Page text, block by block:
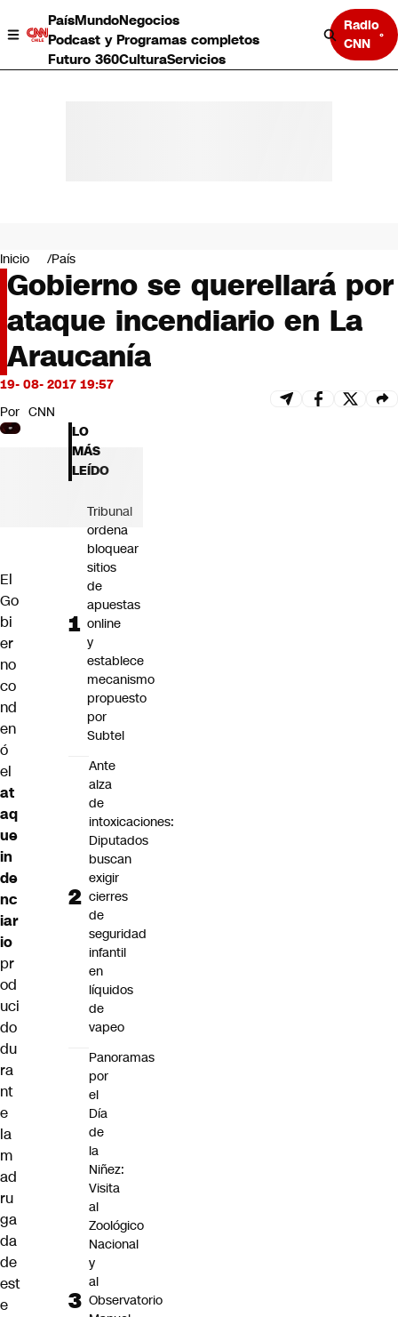
PaísMundoNegocios
Podcast y Programas completos
Futuro 360CulturaServicios
Radio
CNN
Negocios
Deportes
Programas completos
Cultura
Servicios
Bits
CNN tiempo
Futuro 360
Opinión
Inicio País
Gobierno se querellará por
ataque incendiario en La
Araucanía
19- 08- 2017 19:57
Por CNN
El
Go
bi
er
no
co
nd
en
ó
el
at
aq
ue
in
de
nc
iar
io
pr
od
uci
do
du
ra
nt
e
la
m
ad
ru
ga
da
de
est
e
LO
MÁS
LEÍDO
Tribunal
ordena
bloquear
sitios
de
apuestas
online
y
establece
mecanismo
propuesto
por
Subtel
Ante
alza
de
intoxicaciones:
Diputados
buscan
exigir
cierres
de
seguridad
infantil
en
líquidos
de
vapeo
Panoramas
por
el
Día
de
la
Niñez:
Visita
al
Zoológico
Nacional
y
al
Observatorio